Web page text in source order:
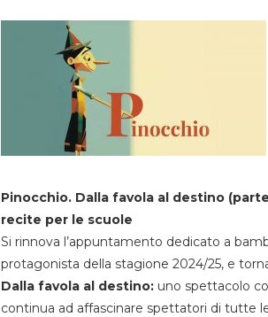
Pinocchio. Dalla favola al destino
recite per le scuole
Si rinnova l’appuntamento dedicato a
protagonista della stagione 2024/25, e
Dalla favola al destino:uno spettacolo
continua ad affascinare spettatori di tutte